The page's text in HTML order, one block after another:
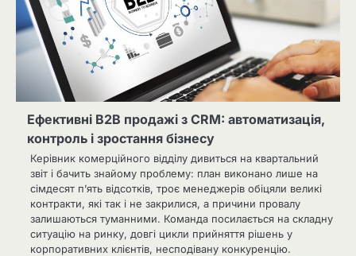
Ефективні B2B продажі з CRM: автоматизація,
контроль і зростання бізнесу
Керівник комерційного відділу дивиться на квартальний
звіт і бачить знайому проблему: план виконано лише на
сімдесят п’ять відсотків, троє менеджерів обіцяли великі
контракти, які так і не закрилися, а причини провалу
залишаються туманними. Команда посилається на складну
ситуацію на ринку, довгі цикли прийняття рішень у
корпоративних клієнтів, несподівану конкуренцію.